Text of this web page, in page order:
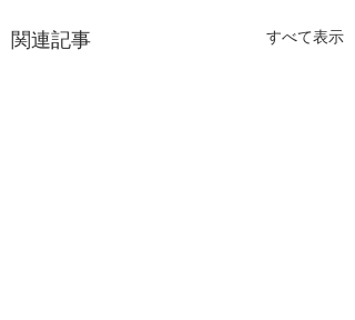
関連記事 すべて表示